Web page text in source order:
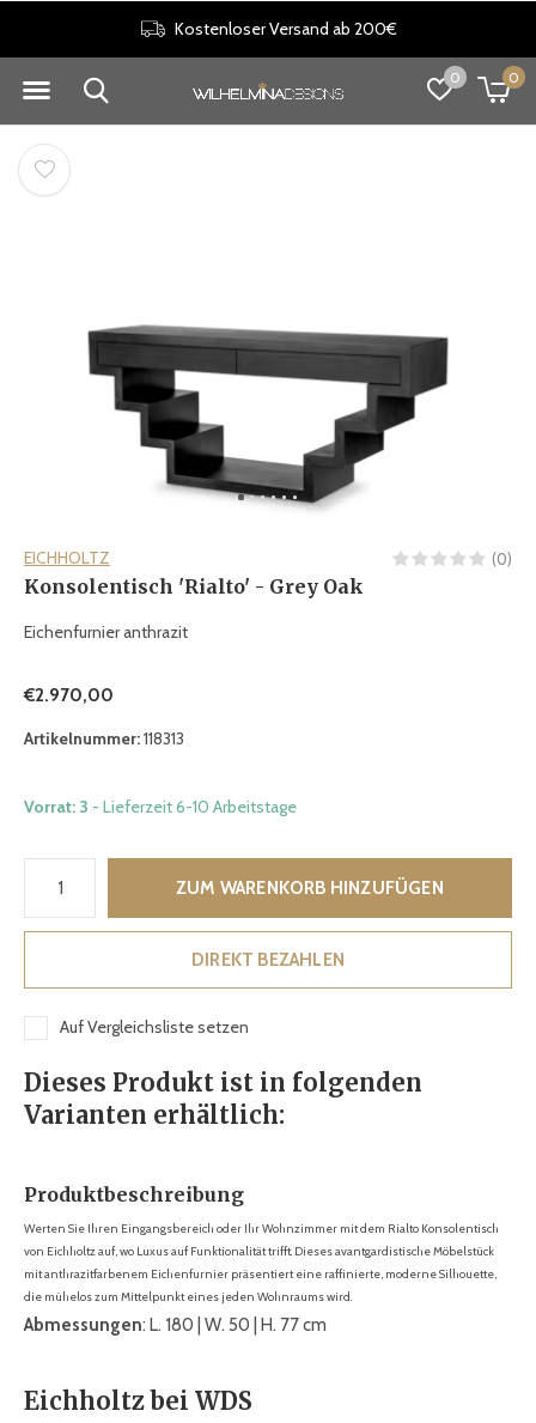
0 0
Kostenloser Versand ab 200€
EICHHOLTZ (0)
Konsolentisch 'Rialto' - Grey Oak
Eichenfurnier anthrazit
€2.970,00
Artikelnummer:118313
Vorrat: 3 - Lieferzeit 6-10 Arbeitstage
ZUM WARENKORB HINZUFÜGEN
DIREKT BEZAHLEN
Auf Vergleichsliste setzen
Dieses Produkt ist in folgenden
Varianten erhältlich:
Produktbeschreibung
Werten Sie Ihren Eingangsbereich oder Ihr Wohnzimmer mit dem Rialto Konsolentisch
von Eichholtz auf, wo Luxus auf Funktionalität trifft. Dieses avantgardistische Möbelstück
mit anthrazitfarbenem Eichenfurnier präsentiert eine raffinierte, moderne Silhouette,
die mühelos zum Mittelpunkt eines jeden Wohnraums wird.
Abmessungen: L. 180 | W. 50 | H. 77 cm
Eichholtz bei WDS